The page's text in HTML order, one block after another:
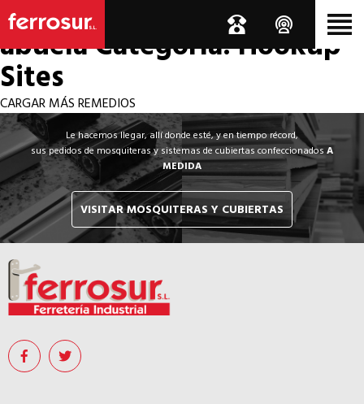
Los por si acaso de la
abuelaCategoría: Hookup
Sites
CARGAR MÁS REMEDIOS
Le hacemos llegar, allí donde esté, y en tiempo récord,
sus pedidos de mosquiteras y sistemas de cubiertas confeccionadosA
MEDIDA
VISITAR MOSQUITERAS Y CUBIERTAS